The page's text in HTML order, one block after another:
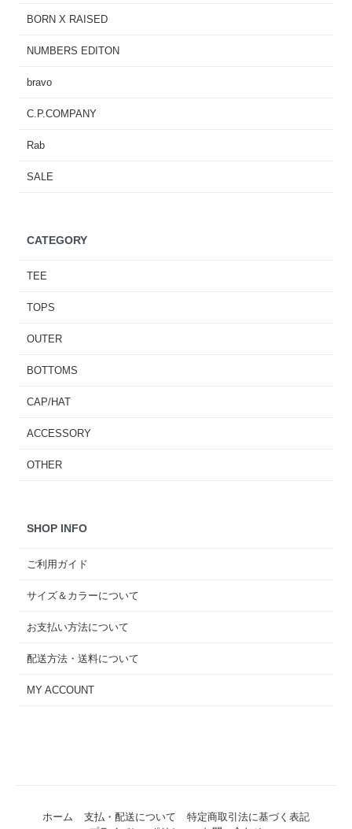
BORN X RAISED
NUMBERS EDITON
bravo
C.P.COMPANY
Rab
SALE
CATEGORY
TEE
TOPS
OUTER
BOTTOMS
CAP/HAT
ACCESSORY
OTHER
SHOP INFO
ご利用ガイド
サイズ＆カラーについて
お支払い方法について
配送方法・送料について
MY ACCOUNT
ホーム 支払・配送について
特定商取引法に基づく表記